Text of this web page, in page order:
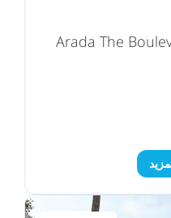
Arada The